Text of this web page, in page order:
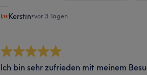
Kerstin•vor 3 Tagen
Ich bin sehr zufrieden mit meinem